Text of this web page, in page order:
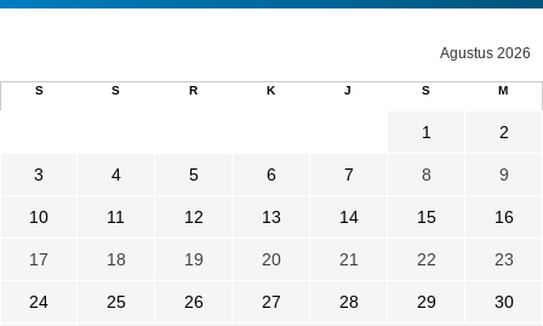
Agustus 2026
S S R K J S M
1 2
3 4 5 6 7 8 9
10 11 12 13 14 15 16
17 18 19 20 21 22 23
24 25 26 27 28 29 30